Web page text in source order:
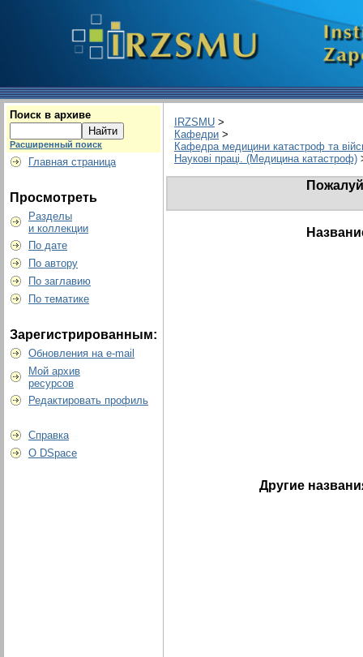
Поиск в архиве
Расширенный поиск
Главная страница
Просмотреть
Разделы
и коллекции
По дате
По автору
По заглавию
По тематике
Зарегистрированным:
Обновления на e-mail
Мой архив
ресурсов
Редактировать профиль
Справка
О DSpace
IRZSMU >
Кафедри >
Кафедра медицини катастроф та
Наукові праці. (Медицина катастроф)
Другие